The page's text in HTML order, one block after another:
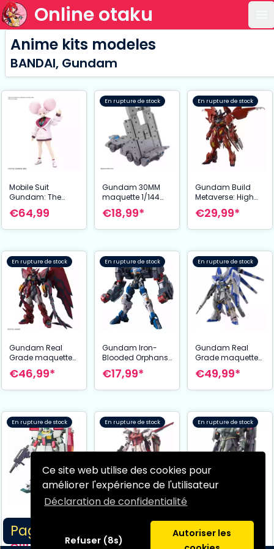
Ce site web utilise des cookies pour
améliorer l'expérience de l'utilisateur
Déclaration de confidentialité
Refuser (8s)
Autoriser les
Online otaku
Page 1/4
Anime kits modeles
BANDAI, Gundam
Mobile Suit
Gundam: The
Witch from
Mercury maquette
Chuatury
Panlunch
€64,99
En rupture de stock
Gundam 30MM
maquette 1/144
Extended
Armament Vehicle
€18,99*
En rupture de stock
Gundam Build
Metaverse: High
Grade - Amazing
Barbatos Lupus
€29,99*
En rupture de stock
Gundam Real
Grade maquette
1/144 Gundam
Epyon
€46,99*
En rupture de stock
Gundam Iron-
Blooded Orphans:
High Grade -
Gundam
€17,99*
En rupture de stock
Gundam Real
Grade maquette
1/144 Hi-v
Gundam
€49,99*
En rupture de stock
Gundam ZZ High
Grade maquette
1/144 GM III
En rupture de stock
Gundam Seed
Strike Rouge and
€236,03*
En rupture de stock
1/100 Geara Doga
€57,95*